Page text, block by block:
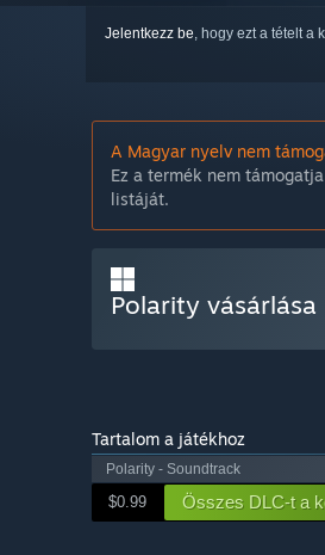
Jelentkezz be, hogy ezt a tételt a
A Magyar nyelv nem
Ez a termék nem
listáját.
Polarity vásárlása
Tartalom a játékhoz
Polarity - Soundtrack
$0.99 Összes DLC-t a